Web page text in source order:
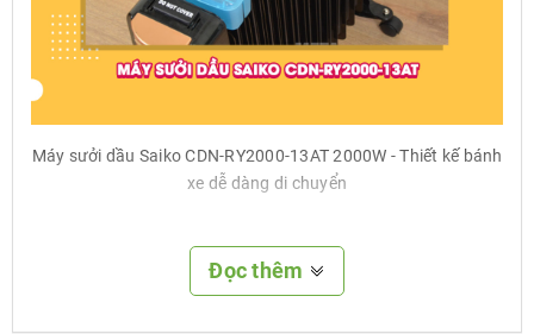
Máy sưởi dầu Saiko CDN-RY2000-13AT 2000W - Thiết kế bánh
xe dễ dàng di chuyển
2. Không đốt cháy oxy, bảo vệ quá tải
Máy sưởi dầu Saiko 13thanh hoạt động với
công suất 2000Wlàm ấm phòng hiệu quả mà
Đọc thêm